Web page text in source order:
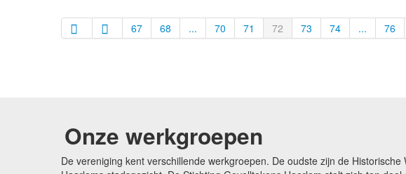
67 68 ... 70 71 72 73 74 ... 76
Onze werkgroepen
De vereniging kent verschillende werkgroepen. De oudste zijn de